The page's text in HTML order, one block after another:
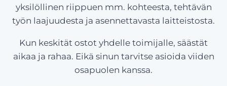
yksilöllinen riippuen mm. kohteesta, tehtävän
työn laajuudesta ja asennettavasta laitteistosta.
Kun keskität ostot yhdelle toimijalle, säästät
aikaa ja rahaa. Eikä sinun tarvitse asioida viiden
osapuolen kanssa.